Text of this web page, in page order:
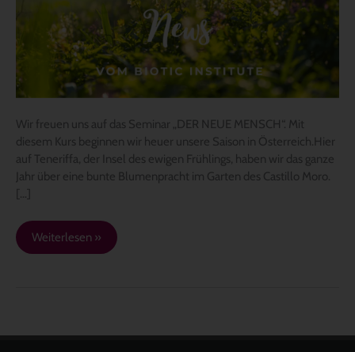
Wir freuen uns auf das Seminar „DER NEUE MENSCH“. Mit
diesem Kurs beginnen wir heuer unsere Saison in Österreich.Hier
auf Teneriffa, der Insel des ewigen Frühlings, haben wir das ganze
Jahr über eine bunte Blumenpracht im Garten des Castillo Moro.
[…]
Weiterlesen »